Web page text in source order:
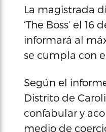
La magistrada
‘The Boss’ el
informará al
se cumpla con
Según el
Distrito de
confabular y
medio de